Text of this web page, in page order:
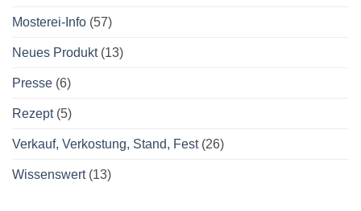
Mosterei-Info (57)
Neues Produkt(13)
Presse (6)
Rezept(5)
Verkauf, Verkostung, Stand, Fest(26)
Wissenswert(13)